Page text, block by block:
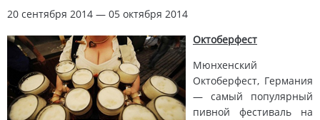
20 сентября 2014 — 05 октября 2014
Октоберфест
Мюнхенский
Октоберфест, Германия
— самый популярный
пивной фестиваль на